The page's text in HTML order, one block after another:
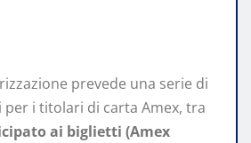
prevede una serie di
per i titolari di carta Amex, tra
ai biglietti (Amex